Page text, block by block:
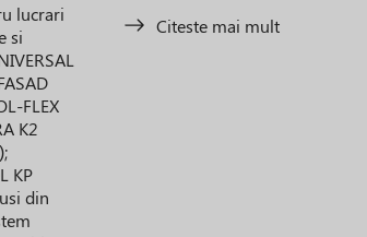
lucrari
si
FLEX
K2
KP
din
Citeste mai mult